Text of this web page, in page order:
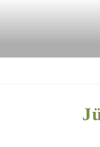
DEUTSCHE